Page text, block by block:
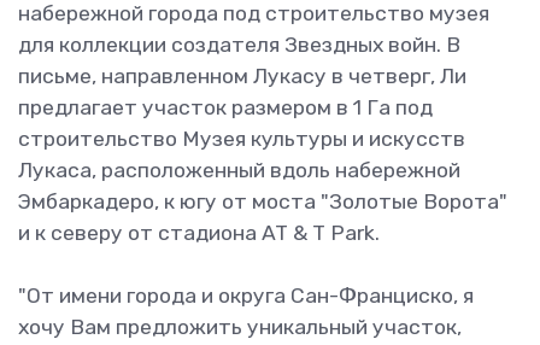
набережной города под строительство музея
для коллекции создателя Звездных войн. В
письме, направленном Лукасу в четверг, Ли
предлагает участок размером в 1 Га под
строительство Музея культуры и искусств
Лукаса, расположенный вдоль набережной
Эмбаркадеро, к югу от моста "Золотые Ворота"
и к северу от стадиона AT & T Park.
"От имени города и округа Сан-Франциско, я
хочу Вам предложить уникальный участок,